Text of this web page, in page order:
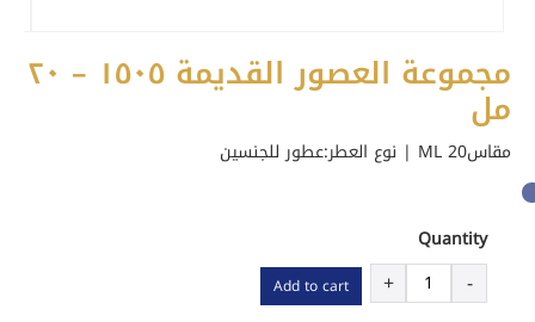
مجموعة العصور القديمة ١٥٠٥ – ٢٠
مل
مقاس20 ML | نوع العطر: عطور للجنسين
Quantity
مجموعة
العصور Add to cart